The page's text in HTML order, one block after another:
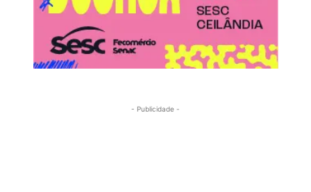
- Publicidade -